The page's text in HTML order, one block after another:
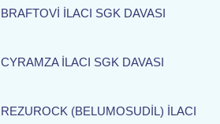
BRAFTOVİ İLACI SGK DAVASI
CYRAMZA İLACI SGK DAVASI
REZUROCK (BELUMOSUDİL) İLACI